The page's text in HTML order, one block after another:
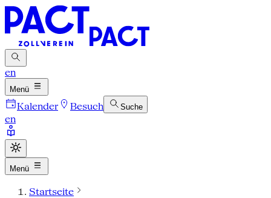
en
Menü
Kalender Besuch Suche
en
Menü
Startseite